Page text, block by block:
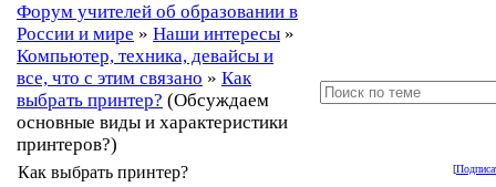
Форум учителей об образовании в
России и мире » Наши интересы »
Компьютер, техника, девайсы и
все, что с этим связано » Как
выбрать принтер? (Обсуждаем
основные виды и характеристики
принтеров?)
[
Как выбрать принтер?